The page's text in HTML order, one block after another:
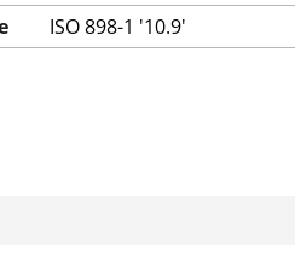
ISO 898-1 '10.9'